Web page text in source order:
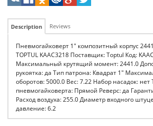
Description Reviews
Пневмогайковерт 1" композитный корпус
TOPTUL KAAC3218 Поставщик: Toptul Код:
Максимальный крутящий момент: 2441.0
рукоятка: да Тип патрона: Квадрат 1"
оборотов: 5000.0 Вес: 7.22 Набор насадок: нет
пневмогайковерта: Прямой Реверс: да
Расход воздуха: 255.0 Диаметр входного
давление: 6.2